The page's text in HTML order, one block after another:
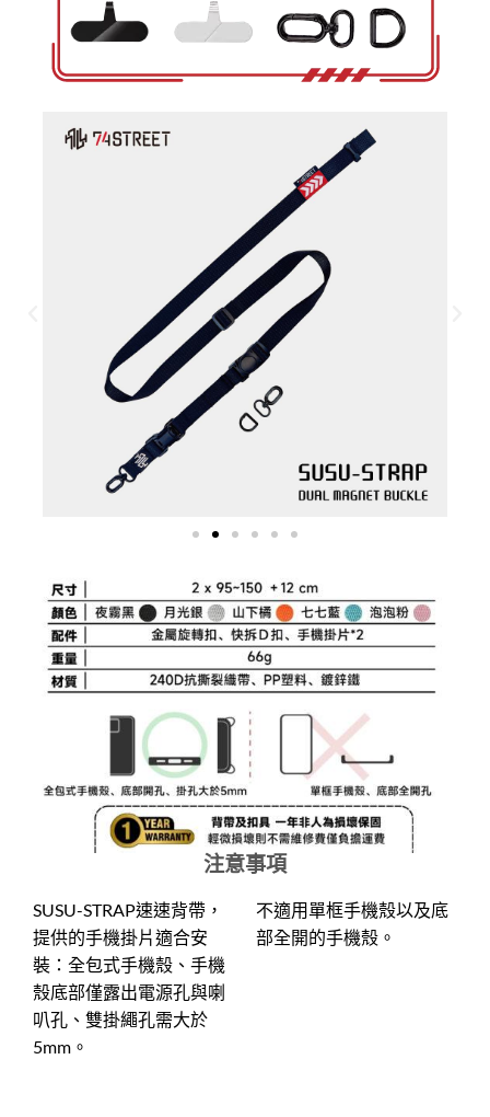
注意事項
SUSU-STRAP速速背帶，
提供的手機掛片適合安
裝：全包式手機殼、手機
殼底部僅露出電源孔與喇
叭孔、雙掛繩孔需大於
5mm。
不適用單框手機殼以及底
部全開的手機殼。